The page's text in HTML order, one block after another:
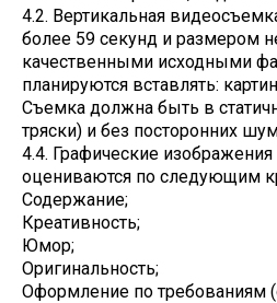
4.2. Вертикальная
более 59 секунд и размером
качественными исходными
планируются вставлять:
Съемка должна быть в
тряски) и без посторонних
4.4. Графические
оцениваются по следующим
Содержание;
Креативность;
Юмор;
Оригинальность;
Оформление по требованиям